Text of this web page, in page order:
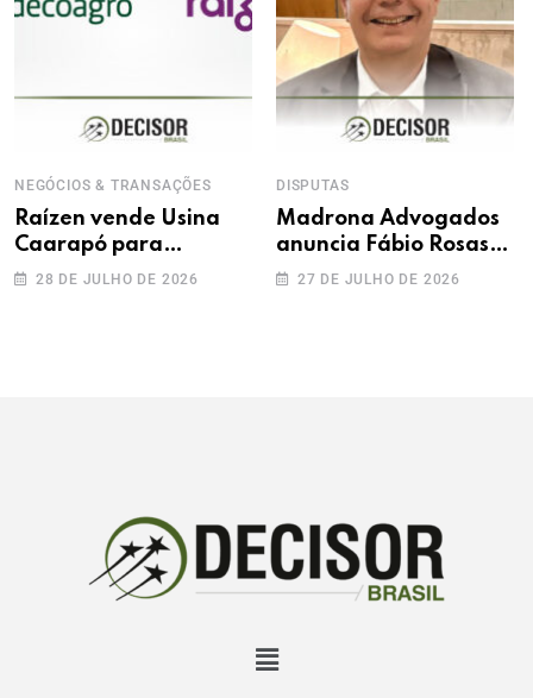
NEGÓCIOS & TRANSAÇÕES
Raízen vende Usina
Caarapó para
Adecoagro em
28 DE JULHO DE 2026
DISPUTAS
Madrona Advogados
anuncia Fábio Rosas
como novo sócio
27 DE JULHO DE 2026